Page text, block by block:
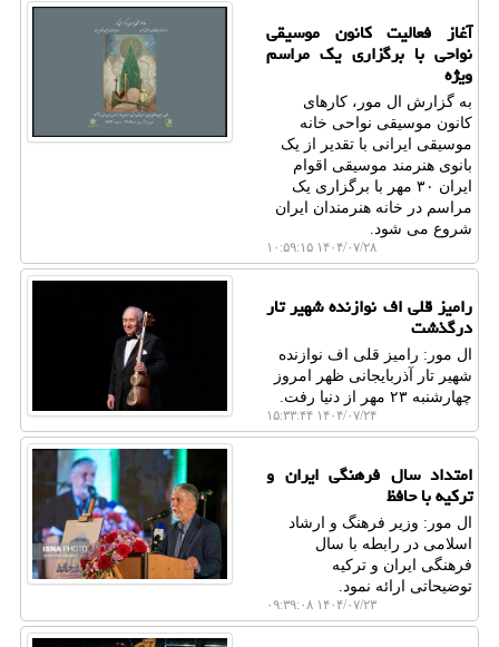
آغاز فعالیت کانون موسیقی
نواحی با برگزاری یک مراسم
ویژه
به گزارش ال مور، کارهای
کانون موسیقی نواحی خانه
موسیقی ایرانی با تقدیر از یک
بانوی هنرمند موسیقی اقوام
ایران ۳۰ مهر با برگزاری یک
مراسم در خانه هنرمندان ایران
شروع می شود.
۱۴۰۴/۰۷/۲۸ ۱۰:۵۹:۱۵
رامیز قلی اف نوازنده شهیر تار
درگذشت
ال مور: رامیز قلی اف نوازنده
شهیر تار آذربایجانی ظهر امروز
چهارشنبه ۲۳ مهر از دنیا رفت.
۱۴۰۴/۰۷/۲۴ ۱۵:۳۳:۴۴
امتداد سال فرهنگی ایران و
ترکیه با حافظ
ال مور: وزیر فرهنگ و ارشاد
اسلامی در رابطه با سال
فرهنگی ایران و ترکیه
توضیحاتی ارائه نمود.
۱۴۰۴/۰۷/۲۳ ۰۹:۳۹:۰۸